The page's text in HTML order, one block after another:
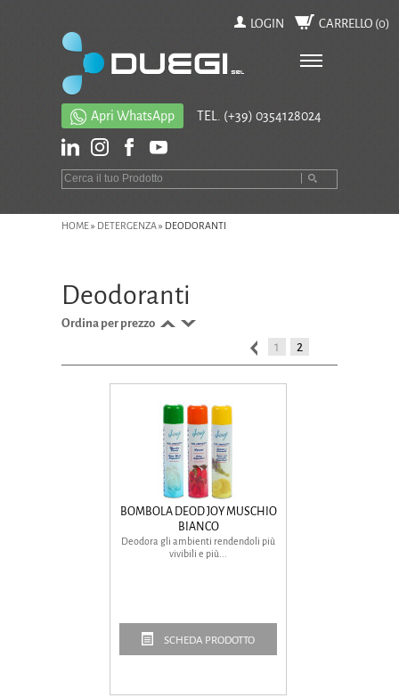
LOGIN CARRELLO (0)
Apri WhatsApp TEL. (+39) 0354128024
HOME» DETERGENZA» DEODORANTI
Deodoranti
1 2
Ordina per prezzo
BOMBOLA DEOD JOY MUSCHIO
BIANCO
Deodora gli ambienti rendendoli più
vivibili e più...
SCHEDA PRODOTTO